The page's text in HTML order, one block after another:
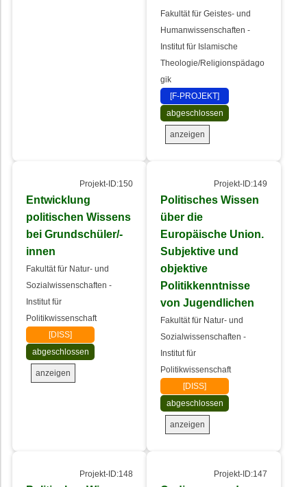
Fakultät für Geistes- und
Humanwissenschaften -
Institut für Islamische
Theologie/Religionspädago
gik
[F-PROJEKT]
abgeschlossen
anzeigen
Projekt-ID:150
Entwicklung
politischen Wissens
bei Grundschüler/-
innen
Fakultät für Natur- und
Sozialwissenschaften -
Institut für
Politikwissenschaft
[DISS]
abgeschlossen
anzeigen
Projekt-ID:149
Politisches Wissen
über die
Europäische Union.
Subjektive und
objektive
Politikkenntnisse
von Jugendlichen
Fakultät für Natur- und
Sozialwissenschaften -
Institut für
Politikwissenschaft
[DISS]
abgeschlossen
anzeigen
Projekt-ID:148 Projekt-ID:147